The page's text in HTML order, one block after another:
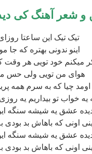
و شعر آهنگکی
تیک تیک این ساعتا
اینو ندونی بهتره که
میکنم خود تویی هر وقت
هوای من تویی ولی حس
اومد چیا که به سرم همه
یه خواب تو بیداریم یه
عشق یه شیشه سنگه
اونی که باهاش بد بودی
عشق یه شیشه سنگه
اونی که باهاش بد بودی